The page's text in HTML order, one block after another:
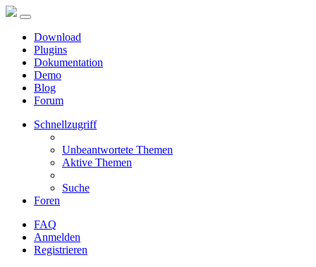
Download
Plugins
Dokumentation
Demo
Blog
Forum
Schnellzugriff
Unbeantwortete Themen
Aktive Themen
Suche
Foren
FAQ
Anmelden
Registrieren